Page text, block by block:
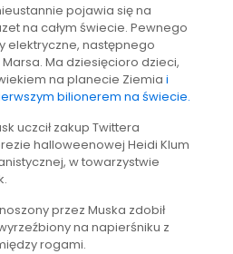
pojawia się na
na całym świecie. Pewnego
elektryczne, następnego
Ma dziesięcioro dzieci,
na planecie Ziemia i
bilionerem na świecie.
uczcił zakup Twittera
halloweenowej Heidi Klum
w towarzystwie
przez Muska zdobił
na napierśniku z
rogami.